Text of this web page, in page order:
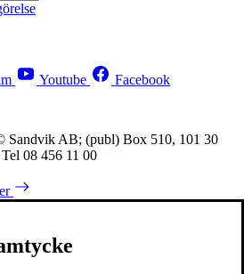
Youtube Facebook
Sandvik AB; (publ) Box 510, 101 30
08 456 11 00